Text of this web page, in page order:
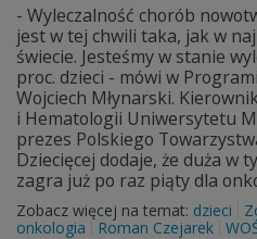
- Wyleczalność chorób
jest w tej chwili taka, jak w
świecie. Jesteśmy w stanie
proc. dzieci - mówi w
Wojciech Młynarski.
i Hematologii Uniwersytetu
prezes Polskiego
Dziecięcej dodaje, że duża w
zagra już po raz piąty dla
Zobacz więcej na temat: dzieci
onkologia
Roman Czejarek